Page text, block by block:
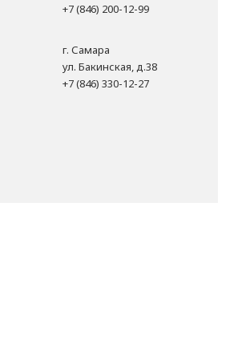
+7 (846) 200-12-99
г. Самара
ул. Бакинская, д.38
+7 (846) 330-12-27